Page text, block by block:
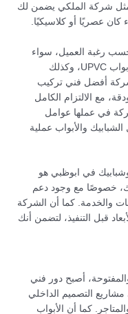
شركة الملكي يضمن لك
كان عصريًا أو كلاسيكيًا.
رغبة العميل، سواء
كان يريد أبوابًا خشبية، معدنية، زجاجية أو أبواب UPVC، وكذلك
أفضل فني تركيب
مع الالتزام الكامل
في عملها عوامل
الشبابيك والأبواب عملية
في ابوظبي هو
خصوصًا مع وجود دعم
والخدمة. كما أن الشركة
قبل التنفيذ، لتضمن أنك
أصبح دور فني
التصميم الداخلي
كما أن الأبواب